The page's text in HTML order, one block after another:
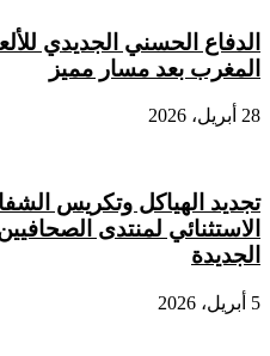
الدفاع الحسني الجديدي
المغرب بعد مسار مميز
28 أبريل، 2026
تجديد الهياكل وتكريس
الاستثنائي لمنتدى
الجديدة
5 أبريل، 2026